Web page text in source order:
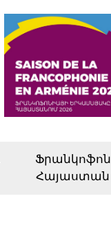
Ֆրանկոֆոն
Հայաստան